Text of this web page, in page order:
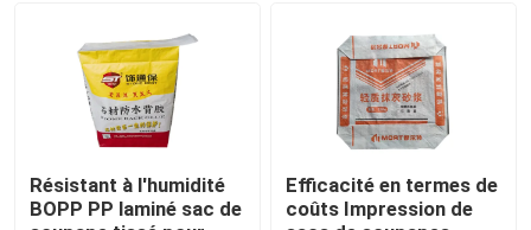
Résistant à l'humidité
BOPP PP laminé sac de
Efficacité en termes de
coûts Impression de